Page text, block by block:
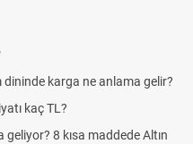
Futbolda ofsayt nedir? Ofsayt
Kravat nasıl bağlanır? En kolay
Cemre düştü mü? Kış cemresi ne